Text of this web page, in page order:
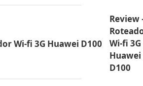
Review
Wi-fi 3G
Huawei
D100